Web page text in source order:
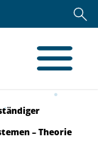
– Theorie